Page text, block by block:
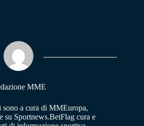
MME
sono a cura di MMEuropa,
su Sportnews.BetFlag cura e